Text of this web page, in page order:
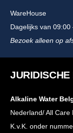
WareHouse
Dagelijks van 09:00
Bezoek alleen op
JURIDISCHE
Alkaline Water
Nederland/ All
K.v.K. onder